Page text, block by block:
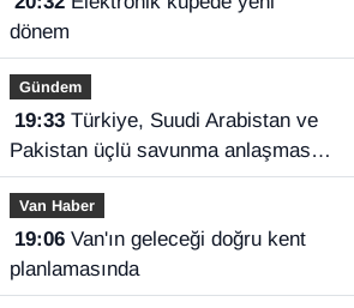
dönem
Gündem
19:33Türkiye, Suudi Arabistan ve
Pakistan üçlü savunma anlaşması
imzaladı
Van Haber
19:06Van'ın geleceği doğru kent
planlamasında